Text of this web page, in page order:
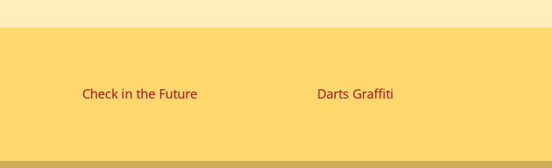
Check in the Future Darts Graffiti